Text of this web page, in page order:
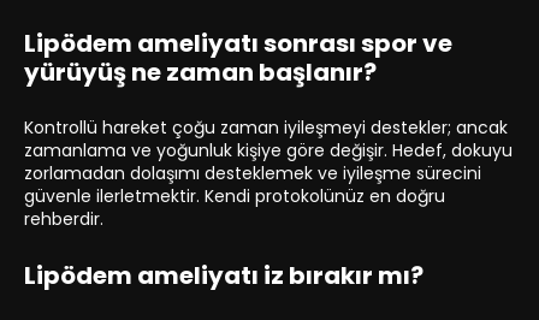
Lipödem ameliyatı sonrası spor ve
yürüyüş ne zaman başlanır?
Kontrollü hareket çoğu zaman iyileşmeyi destekler; ancak
zamanlama ve yoğunluk kişiye göre değişir. Hedef, dokuyu
zorlamadan dolaşımı desteklemek ve iyileşme sürecini
güvenle ilerletmektir. Kendi protokolünüz en doğru
rehberdir.
Lipödem ameliyatı iz bırakır mı?